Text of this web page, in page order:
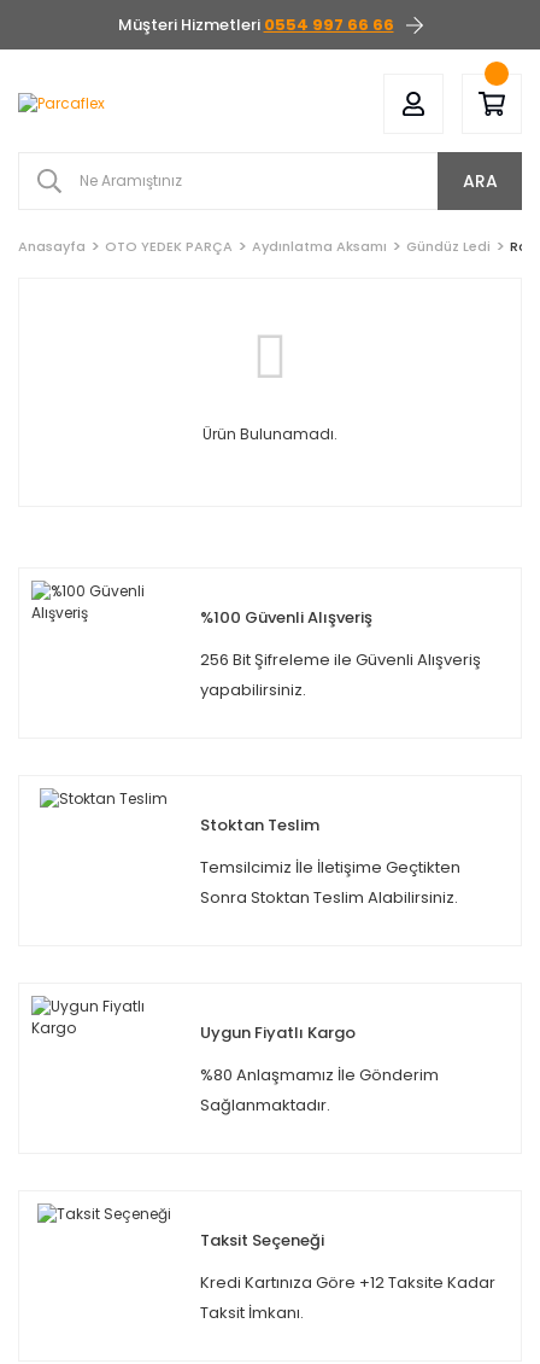
Müşteri Hizmetleri 0554 997 66 66
ARA
Anasayfa OTO YEDEK PARÇA Aydınlatma Aksamı Gündüz Ledi
Ürün Bulunamadı.
%100 Güvenli Alışveriş
256 Bit Şifreleme ile Güvenli Alışveriş
yapabilirsiniz.
Stoktan Teslim
Temsilcimiz İle İletişime Geçtikten
Sonra Stoktan Teslim Alabilirsiniz.
Uygun Fiyatlı Kargo
%80 Anlaşmamız İle Gönderim
Sağlanmaktadır.
Taksit Seçeneği
Kredi Kartınıza Göre +12 Taksite Kadar
Taksit İmkanı.